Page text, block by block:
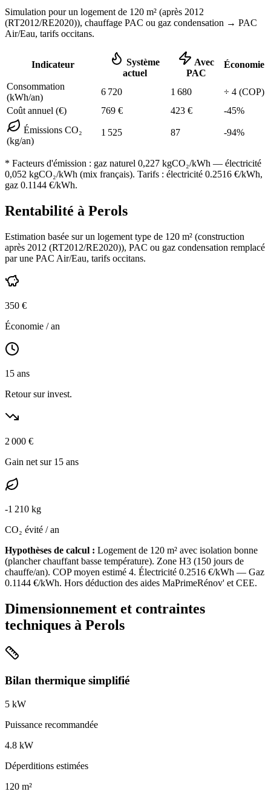
Simulation pour un logement de 120 m² (après 2012
(RT2012/RE2020)), chauffage PAC ou gaz condensation → PAC
Air/Eau, tarifs occitans.
Indicateur
Système
actuel
Avec
PAC
Économie
Consommation
(kWh/an)
6 720 1 680 ÷ 4 (COP)
Coût annuel (€)
769 € 423 € -45%
Émissions CO₂
(kg/an)
1 525 87 -94%
* Facteurs d'émission : gaz naturel 0,227 kgCO₂/kWh — électricité
0,052 kgCO₂/kWh (mix français). Tarifs : électricité 0.2516 €/kWh,
gaz 0.1144 €/kWh.
Rentabilité à Perols
Estimation basée sur un logement type de 120 m² (construction
après 2012 (RT2012/RE2020)), PAC ou gaz condensation remplacé
par une PAC Air/Eau, tarifs occitans.
350 €
Économie / an
15 ans
Retour sur invest.
2 000 €
Gain net sur 15 ans
-1 210 kg
CO₂ évité / an
Hypothèses de calcul : Logement de 120 m² avec isolation bonne
(plancher chauffant basse température). Zone H3 (150 jours de
chauffe/an). COP moyen estimé 4. Électricité 0.2516 €/kWh — Gaz
0.1144 €/kWh. Hors déduction des aides MaPrimeRénov' et CEE.
Dimensionnement et contraintes
techniques à Perols
Bilan thermique simplifié
5 kW
Puissance recommandée
4.8 kW
Déperditions estimées
120 m²